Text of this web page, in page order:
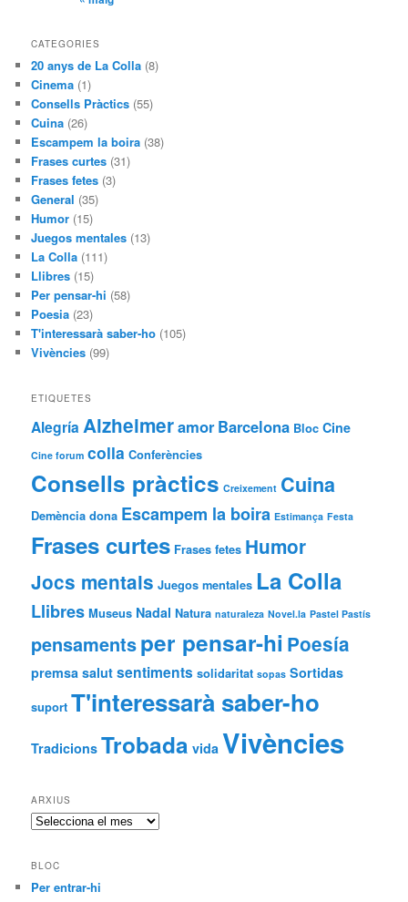
CATEGORIES
20 anys de La Colla (8)
Cinema (1)
Consells Pràctics (55)
Cuina (26)
Escampem la boira (38)
Frases curtes (31)
Frases fetes (3)
General (35)
Humor (15)
Juegos mentales (13)
La Colla (111)
Llibres (15)
Per pensar-hi (58)
Poesia (23)
T'interessarà saber-ho (105)
Vivències (99)
ETIQUETES
Alegría Alzheimeramor Barcelona Bloc Cine
Cine forum colla Conferències
Consells pràctics Creixement Cuina
Demència dona Escampem la boira Estimança Festa
Frases curtes Frases fetes Humor
Jocs mentals Juegos mentales La Colla
Llibres Museus Nadal Natura naturaleza Novel.la Pastel Pastís
pensamentsper pensar-hi Poesía
premsa salut sentiments solidaritat sopas Sortidas
suport T'interessarà saber-ho
Tradicions Trobada vida Vivències
ARXIUS
Arxius
BLOC
Per entrar-hi